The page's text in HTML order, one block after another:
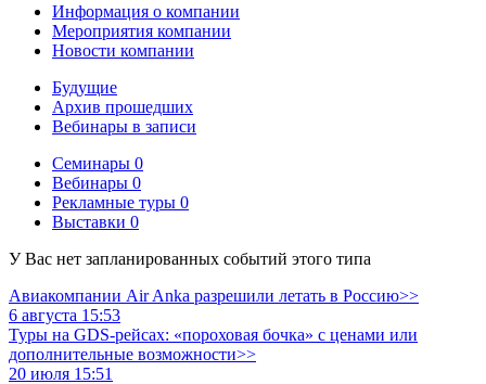
Информация о компании
Мероприятия компании
Новости компании
Будущие
Архив прошедших
Вебинары в записи
Семинары 0
Вебинары 0
Рекламные туры 0
Выставки 0
У Вас нет запланированных событий этого типа
Авиакомпании Air Anka разрешили летать в Россию>>
6 августа 15:53
Туры на GDS-рейсах: «пороховая бочка» с ценами или
дополнительные возможности>>
20 июля 15:51